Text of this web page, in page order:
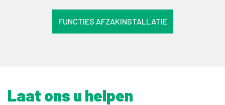
FUNCTIES AFZAKINSTALLATIE
Laat ons u helpen